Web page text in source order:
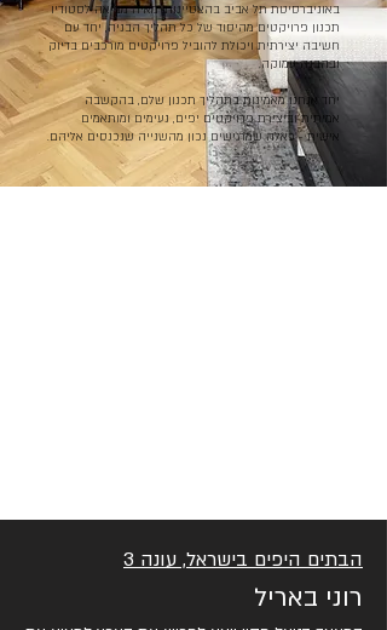
באוניברסיטת תל אביב בהצטיינות. מאיה מביאה לסטודיו
תכנון פרויקטים מהיסוד של כל תהליך הבניה, יחד עם
חשיבה יצירתית ויכולת להוביל פרויקטים מורכבים בדיוק
ובהבנה עמוקה.
יחד אנחנו מאמינות בתהליך תכנון שלם, בהקשבה
אמיתית וביצירת פרויקטים יפים, נעימים ומותאמים
אישית - כאלה שמרגישים נכון מהשנייה שנכנסים אליהם.
הבתים היפים בישראל, עונה 3
רוני באריל